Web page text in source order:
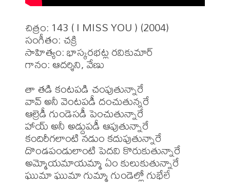
చిత్రం: 143 ( I MISS YOU ) (2004)
సంగీతం: చక్రి
సాహిత్యం: భాస్కరభట్ల రవికుమార్
గానం: ఆదర్శిని, వేణు
తా తడి కంటపడి చంపుతున్నారే
వావ్ అనీ వెంటపడీ దంచుతున్నరే
ఆల్రెడీ గుండెసడీ పెంచుతున్నారే
హాయ్ అనీ అడ్దుపడీ ఆపుతున్నారే
కందిరీగలాంటి నడుం కదుపుతున్నారే
దొండపండులాంటి పెదవి కొరుకుతున్నారే
అమ్మోయమాయమ్మా ఏం కులుకుతున్నారే
ఘుమా ఘుమా గుమ్మా గుండెల్లో గుభేలే